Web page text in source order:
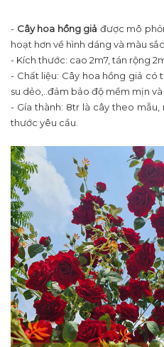
- Cây hoa hồng giả được mô
hoạt hơn về hình dáng và màu sắc.
- Kích thước: cao 2m7, tán rộng
- Chất liệu: Cây hoa hồng giả có
su dẻo,..đảm bảo độ mềm mịn
- Gía thành: 8tr là cây theo
thước yêu cầu.